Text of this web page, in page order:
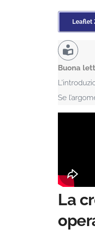
Leaflet
Buona
Se
La